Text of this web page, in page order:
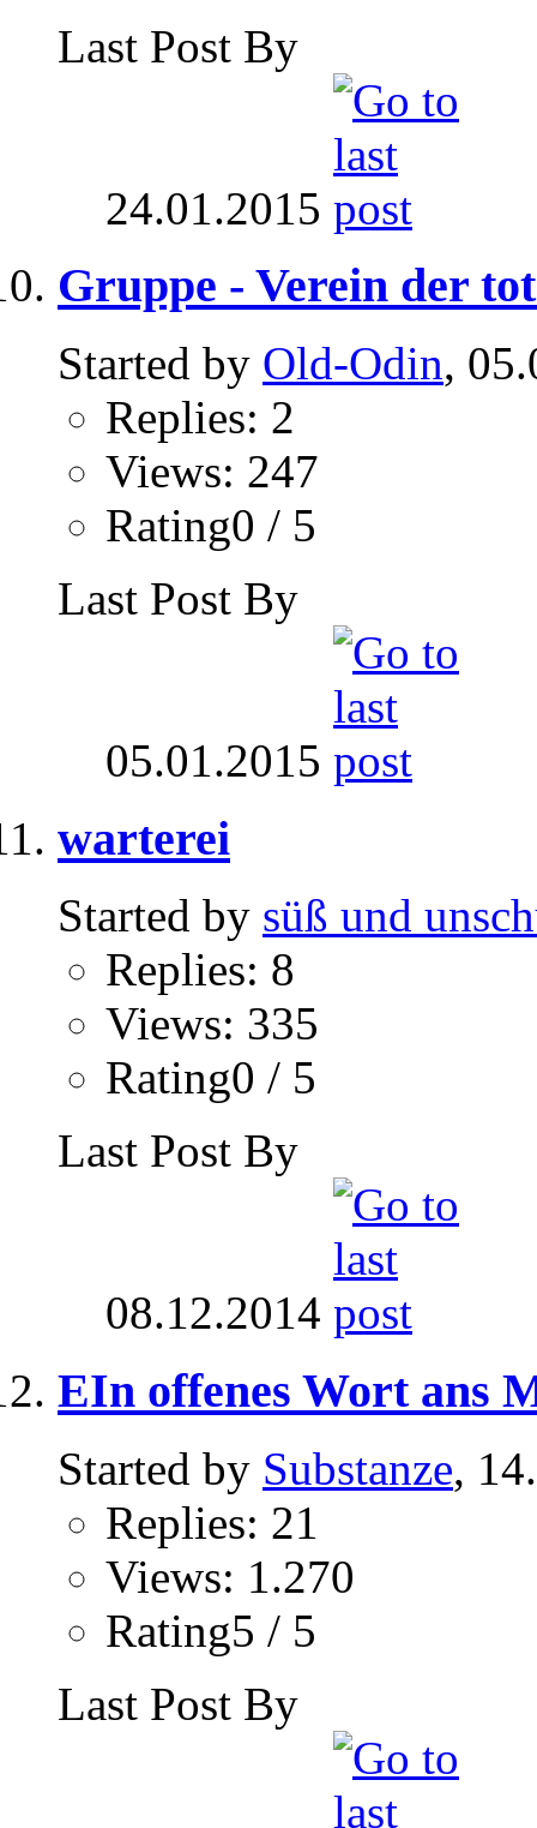
Last Post By
24.01.2015
Gruppe - Verein der
Started by Old-Odin,
Replies: 2
Views: 247
Rating0 / 5
Last Post By
05.01.2015
warterei
Started by süß und
Replies: 8
Views: 335
Rating0 / 5
Last Post By
08.12.2014
EIn offenes Wort ans
Started by Substanze,
Replies: 21
Views: 1.270
Rating5 / 5
Last Post By